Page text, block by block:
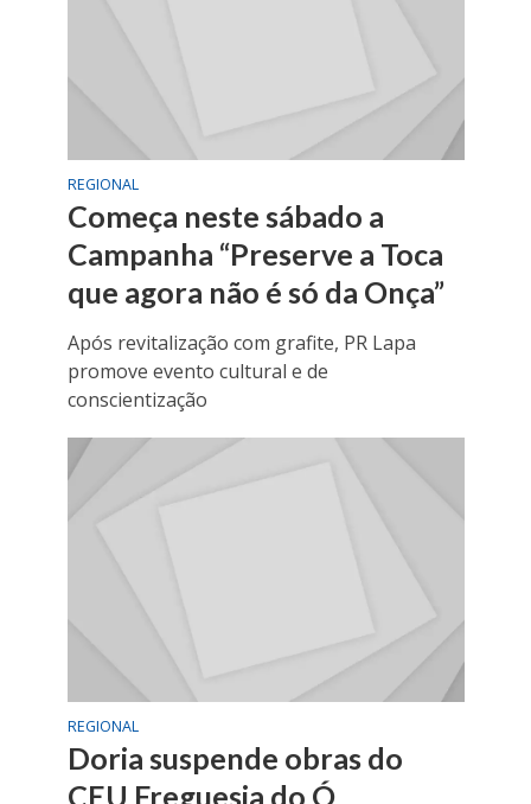
REGIONAL
Começa neste sábado a
Campanha “Preserve a Toca
que agora não é só da Onça”
Após revitalização com grafite, PR Lapa
promove evento cultural e de
conscientização
REGIONAL
Doria suspende obras do
CEU Freguesia do Ó